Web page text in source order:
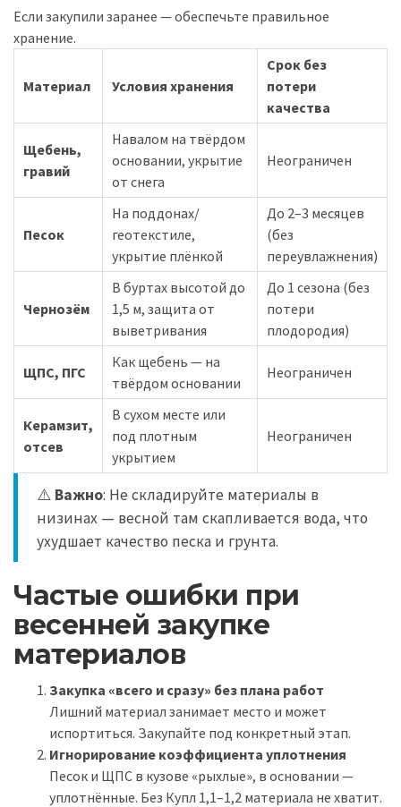
Если закупили заранее — обеспечьте правильное
хранение.
Материал Условия хранения
Срок без
потери
качества
Щебень,
гравий
Навалом на твёрдом
основании, укрытие
от снега
Неограничен
Песок
На поддонах/
геотекстиле,
укрытие плёнкой
До 2–3 месяцев
(без
переувлажнения)
Чернозём
В буртах высотой до
1,5 м, защита от
выветривания
До 1 сезона (без
потери
плодородия)
ЩПС, ПГС
Как щебень — на
твёрдом основании
Неограничен
Керамзит,
отсев
В сухом месте или
под плотным
укрытием
Неограничен
⚠️ Важно: Не складируйте материалы в
низинах — весной там скапливается вода, что
ухудшает качество песка и грунта.
Частые ошибки при
весенней закупке
материалов
Закупка «всего и сразу» без плана работ
Лишний материал занимает место и может
испортиться. Закупайте под конкретный этап.
Игнорирование коэффициента уплотнения
Песок и ЩПС в кузове «рыхлые», в основании —
уплотнённые. Без Купл 1,1–1,2 материала не хватит.